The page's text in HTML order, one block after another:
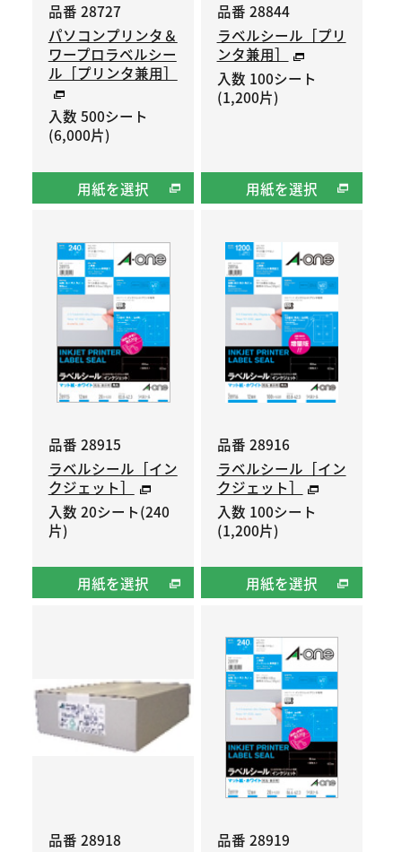
品番 28727
パソコンプリンタ＆
ワープロラベルシー
ル［プリンタ兼用］
入数 500シート
(6,000片)
用紙を選択
品番 28844
ラベルシール［プリ
ンタ兼用］
入数 100シート
(1,200片)
用紙を選択
品番 28915
ラベルシール［イン
クジェット］
入数 20シート(240
片)
用紙を選択
品番 28916
ラベルシール［イン
クジェット］
入数 100シート
(1,200片)
用紙を選択
品番 28918
品番 28919